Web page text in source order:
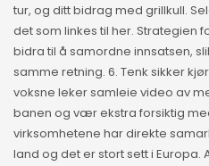
tur, og ditt bidrag med grillkull.
det som linkes til her. Strategien
bidra til å samordne innsatsen,
samme retning. 6. Tenk sikker
voksne leker samleie video av
banen og vær ekstra forsiktig
virksomhetene har direkte
land og det er stort sett i Europa. A